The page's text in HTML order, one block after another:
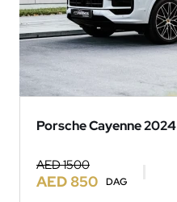
Porsche Cayenne 2024
AED 1500
AED 850 DAG